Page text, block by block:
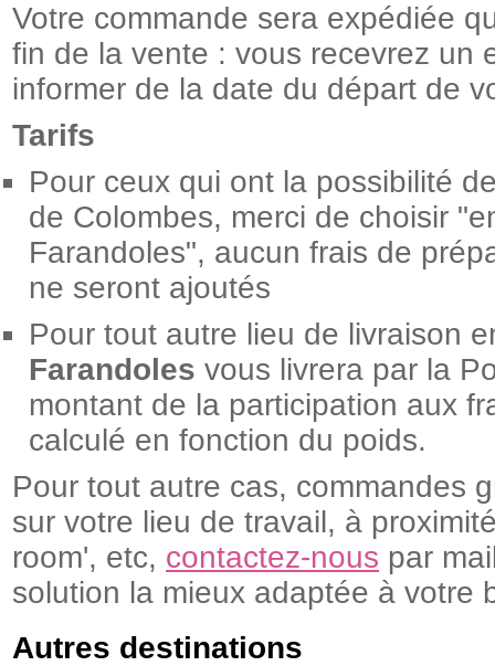
Votre commande sera expédiée
fin de la vente : vous recevrez un
informer de la date du départ de
Tarifs
Pour ceux qui ont la possibilité
de Colombes, merci de choisir
Farandoles", aucun frais de
ne seront ajoutés
Pour tout autre lieu de livraison
Farandoles vous livrera par la
montant de la participation aux
calculé en fonction du poids.
Pour tout autre cas, commandes
sur votre lieu de travail, à
room', etc, contactez-nous par
solution la mieux adaptée à votre
Autres destinations